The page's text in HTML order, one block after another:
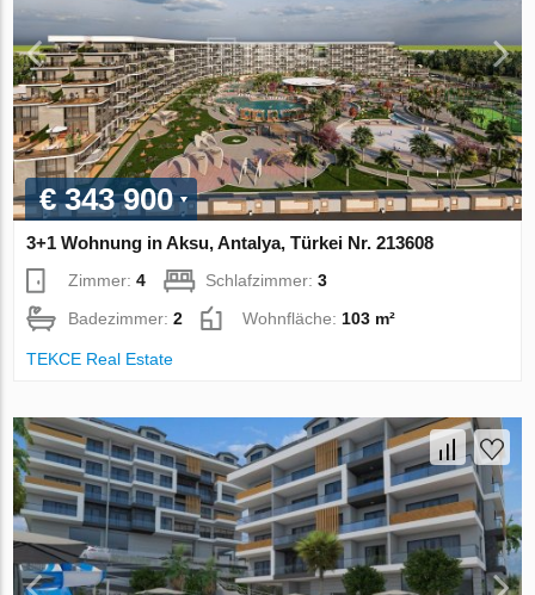
€ 343 900
3+1 Wohnung in Aksu, Antalya, Türkei Nr. 213608
Zimmer:4 Schlafzimmer:3
Badezimmer:2 Wohnfläche:103 m²
TEKCE Real Estate